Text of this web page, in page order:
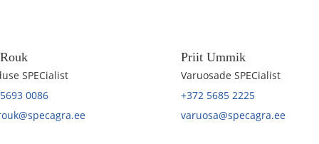
SPECialist
0086
Priit Ummik
Varuosade SPECialist
+372 5685 2225
varuosa@specagra.ee